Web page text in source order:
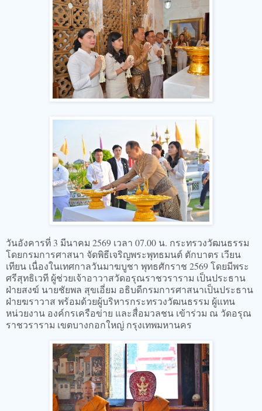
วันอังคารที่ 3 มีนาคม 2569 เวลา 07.00 น. กระทรวงวัฒนธรรม
โดยกรมการศาสนา จัดพิธีเจริญพระพุทธมนต์ ตักบาตร เวียน
เทียน เนื่องในเทศกาลวันมาฆบูชา พุทธศักราช 2569 โดยมีพระ
ศรีสุทธิเวที ผู้ช่วยเจ้าอาวาสวัดอรุณราชวราราม เป็นประธาน
ฝ่ายสงฆ์ นายชัยพล สุขเอี่ยม อธิบดีกรมการศาสนาเป็นประธาน
ฝ่ายฆราวาส พร้อมด้วยผู้บริหารกระทรวงวัฒนธรรม ผู้แทน
หน่วยงาน องค์กรเครือข่าย และสื่อมวลชน เข้าร่วม ณ วัดอรุณ
ราชวราราม เขตบางกอกใหญ่ กรุงเทพมหานคร